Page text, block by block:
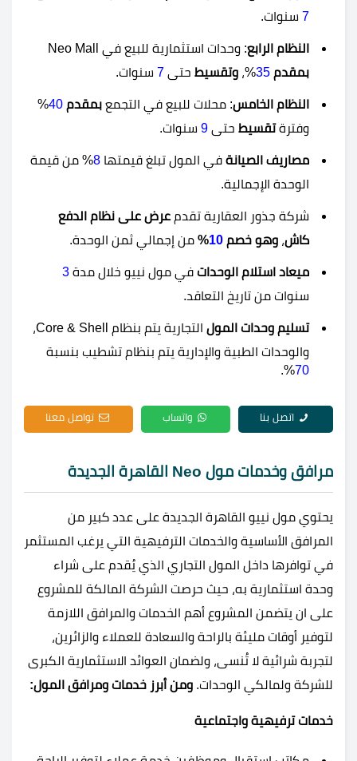
7 سنوات.
النظام الرابع: وحدات استثمارية للبيع في Neo Mall
بمقدم 35%، وتقسيط حتى 7 سنوات.
النظام الخامس: محلات للبيع في التجمع بمقدم 40
%
وفترةتقسيط حتى 9 سنوات.
مصاريف الصيانة في المول تبلغ قيمتها 8% من قيمة
الوحدة الإجمالية.
شركة جذور العقارية تقدم عرض على نظام الدفع
كاش، وهو خصم 10
% من إجمالي ثمن الوحدة.
ميعاد استلام الوحدات في مول نييو خلال مدة 3
سنوات من تاريخ التعاقد.
تسليم وحدات المول
التجارية يتم بنظام Core & Shell،
والوحدات الطبية والإدارية يتم بنظام تشطيب بنسبة
70
%.
اتصل بنا واتساب تواصل معنا
مرافق وخدمات مول Neo القاهرة الجديدة
يحتوي مول نييو القاهرة الجديدة على عدد كبير من
المرافق الأساسية والخدمات الترفيهية التي يرغب المستثمر
في توافرها داخل المول التجاري الذي يُقدم على شراء
وحدة استثمارية به، حيث حرصت الشركة المالكة للمشروع
على ان يتضمن المشروع أهم الخدمات والمرافق اللازمة
لتوفير أوقات مليئة بالراحة والسعادة للعملاء والزائرين،
لتجربة شرائية لا تُنسى، ولضمان العوائد الاستثمارية الكبرى
للشركة ولمالكي الوحدات. ومن أبرز خدمات ومرافق المول:
خدمات ترفيهية واجتماعية